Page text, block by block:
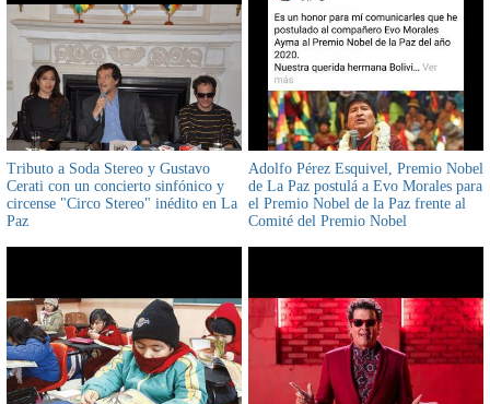
Tributo a Soda Stereo y Gustavo
Cerati con un concierto sinfónico y
circense "Circo Stereo" inédito en La
Paz
Adolfo Pérez Esquivel, Premio Nobel
de La Paz postulá a Evo Morales para
el Premio Nobel de la Paz frente al
Comité del Premio Nobel